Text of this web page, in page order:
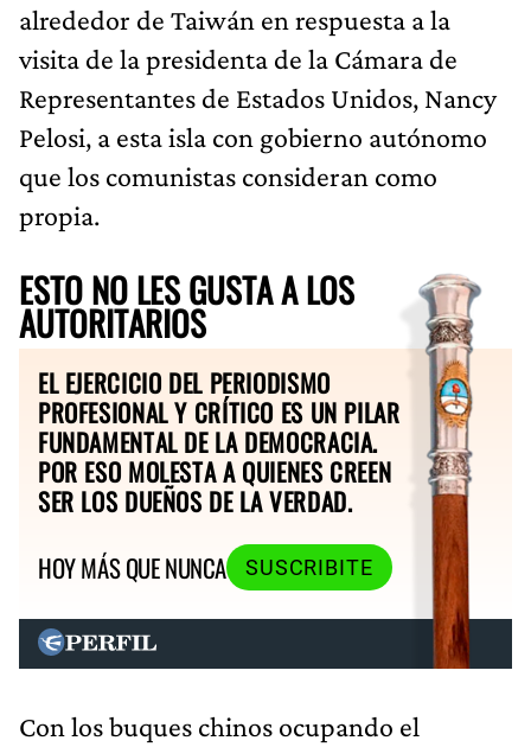
alrededor de Taiwán en respuesta a la
visita de la presidenta de la Cámara de
Representantes de Estados Unidos, Nancy
Pelosi, a esta isla con gobierno autónomo
que los comunistas consideran como
propia.
ESTO NO LES GUSTA A LOS
AUTORITARIOS
EL EJERCICIO DEL PERIODISMO
PROFESIONAL Y CRÍTICO ES UN PILAR
FUNDAMENTAL DE LA DEMOCRACIA.
POR ESO MOLESTA A QUIENES CREEN
SER LOS DUEÑOS DE LA VERDAD.
HOY MÁS QUE NUNCA
SUSCRIBITE
Con los buques chinos ocupando el